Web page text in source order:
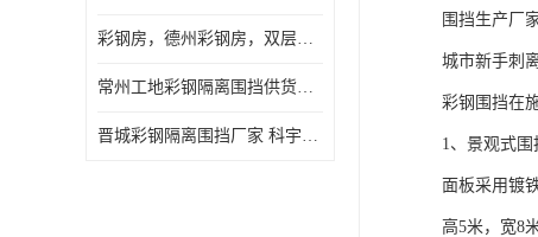
彩钢房，德州彩钢房，双层彩钢房，岩棉彩钢房供应商
常州工地彩钢隔离围挡供货商 科宇钢构工程
晋城彩钢隔离围挡厂家 科宇钢构工程
围挡生产厂
城市新手刺
彩钢围挡在
1、景观式围
面板采用镀
高5米，宽8